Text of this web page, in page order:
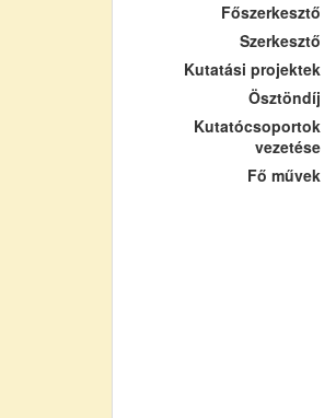
Főszerkesztő
Szerkesztő
Kutatási projektek
Ösztöndíj
Kutatócsoportok
vezetése
Fő művek